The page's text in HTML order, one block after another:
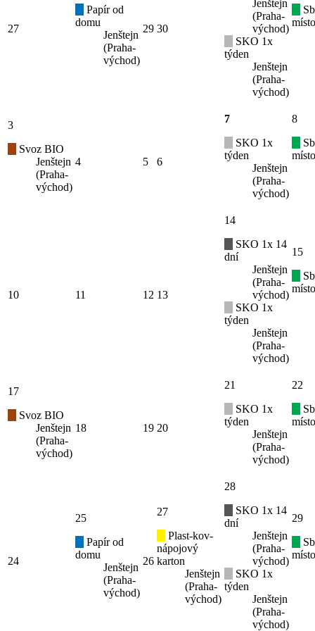
27
Papír od
domu
Jenštejn
(Praha-
východ)
29 30
Jenštejn
(Praha-
východ)
SKO 1x
týden
Jenštejn
(Praha-
východ)
3
Svoz BIO
Jenštejn
(Praha-
východ)
4 5 6
7
SKO 1x
týden
Jenštejn
(Praha-
východ)
8
10 11 12 13
14
SKO 1x 14
dní
Jenštejn
(Praha-
východ)
SKO 1x
týden
Jenštejn
(Praha-
východ)
15
17
Svoz BIO
Jenštejn
(Praha-
východ)
18 19 20
21
SKO 1x
týden
Jenštejn
(Praha-
východ)
22
24
25
Papír od
domu
Jenštejn
(Praha-
východ)
26
27
Plast-kov-
nápojový
karton
Jenštejn
(Praha-
východ)
28
SKO 1x 14
dní
Jenštejn
(Praha-
východ)
SKO 1x
týden
Jenštejn
(Praha-
východ)
29